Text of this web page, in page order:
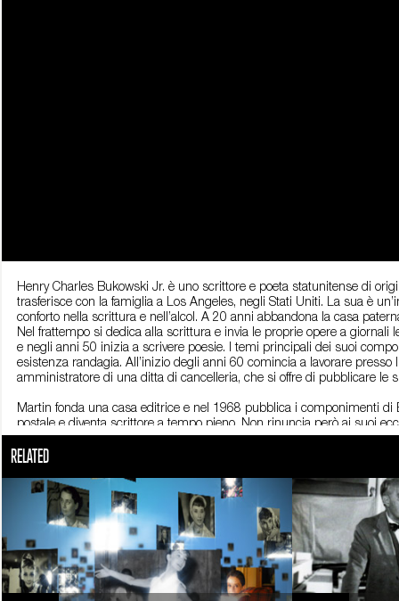
Henry Charles Bukowski Jr. è uno scrittore e poeta statunitense di
trasferisce con la famiglia a Los Angeles, negli Stati Uniti. La sua è
conforto nella scrittura e nell’alcol. A 20 anni abbandona la casa
Nel frattempo si dedica alla scrittura e invia le proprie opere a
e negli anni 50 inizia a scrivere poesie. I temi principali dei suoi
esistenza randagia. All’inizio degli anni 60 comincia a lavorare
amministratore di una ditta di cancelleria, che si offre di pubblicare le
Martin fonda una casa editrice e nel 1968 pubblica i componimenti di
postale e diventa scrittore a tempo pieno. Non rinuncia però ai suoi
collabora con la rivista Open City, per cui cura la rubrica Taccuino di
pubblicati in volume nel 1969. Nel ‘71 esce il romanzo che lo
dall’inferno. In entrambe le opere Bukowski narra la realtà che
romanzo in cui racconta le proprie avventure dopo anni di astinenza
dichiaratamente autobiografica, del film Barfly - Moscone da Bar.
Nel 1994, esce il suo ultimo romanzo: Pulp. Una storia del XX
narrativa tradizionale. È considerato il suo testamento letterario.
per il suo disprezzo nei confronti della società contemporanea, è
RELATED